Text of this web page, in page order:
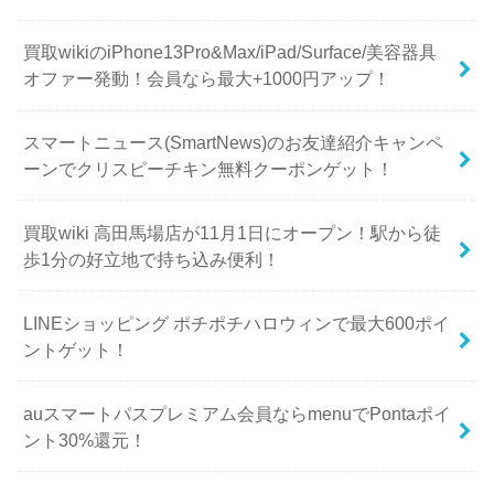
買取wikiのiPhone13Pro&Max/iPad/Surface/美容器具
オファー発動！会員なら最大+1000円アップ！
スマートニュース(SmartNews)のお友達紹介キャンペ
ーンでクリスピーチキン無料クーポンゲット！
買取wiki 高田馬場店が11月1日にオープン！駅から徒
歩1分の好立地で持ち込み便利！
LINEショッピング ポチポチハロウィンで最大600ポイ
ントゲット！
auスマートパスプレミアム会員ならmenuでPontaポイ
ント30%還元！